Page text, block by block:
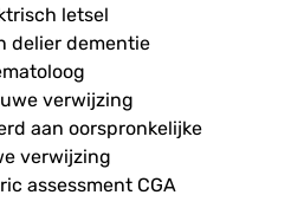
letsel
delier dementie
verwijzing
aan oorspronkelijke
verwijzing
assessment CGA